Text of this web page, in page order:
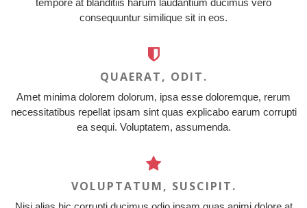
tempore at blanditiis harum laudantium ducimus vero
consequuntur similique sit in eos.
QUAERAT, ODIT.
Amet minima dolorem dolorum, ipsa esse doloremque, rerum
necessitatibus repellat ipsam sint quas explicabo earum corrupti
ea sequi. Voluptatem, assumenda.
VOLUPTATUM, SUSCIPIT.